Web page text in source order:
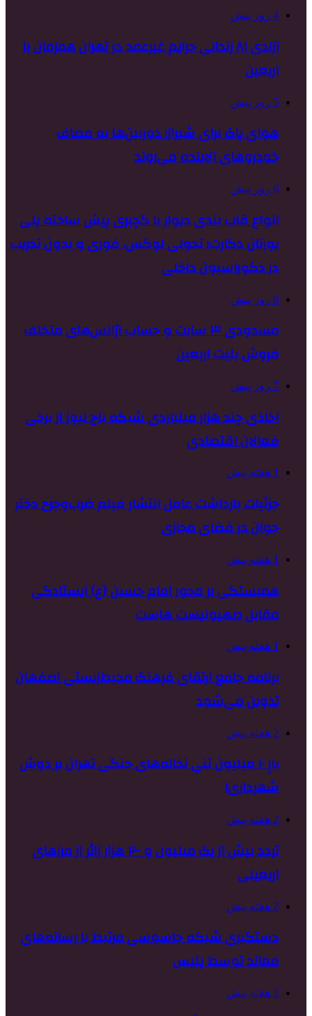
4 روز پیش
آزادی ۸۱ زندانی جرایم غیرعمد در تهران همزمان با
اربعین
5 روز پیش
هوای پاک برای شیراز؛ دوربین‌ها به مصاف
خودروهای آلاینده می‌روند
6 روز پیش
انواع قاب بندی دیوار با گچبری پیش ساخته پلی
یورتان دکارت؛ تحولی لوکس، فوری و بدون تخریب
در دکوراسیون داخلی
6 روز پیش
مسدودی ۳ سایت و حساب آژانس‌های متخلف
فروش بلیت اربعین
7 روز پیش
اخاذی چند هزار میلیاردی شبکه باج نیوز از برخی
فعالان اقتصادی
1 هفته پیش
جزئیات بازداشت عامل انتشار فیلم ضرب‌وجرح دختر
جوان در فضای مجازی
1 هفته پیش
همبستگی بر محور امام حسین (ع) ایستادگی
مقابل صهیونیست هاست
1 هفته پیش
برنامه جامع ارتقای فرهنگ محیط‌زیستی اصفهان
تدوین می‌شود
2 هفته پیش
بارِ ۱۰ میلیون تنیِ نخاله‌های جنگی تهران بر دوشِ
شهرداری!
2 هفته پیش
تردد بیش از یک میلیون و ۲۰۰ هزار زائر از مرزهای
اربعینی
2 هفته پیش
دستگیری شبکه جاسوسی مرتبط با رسانه‌های
معاند توسط پلیس
2 هفته پیش